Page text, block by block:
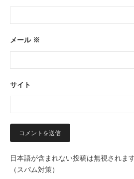
メール ※
サイト
日本語が含まれない投稿は無視されま
（スパム対策）